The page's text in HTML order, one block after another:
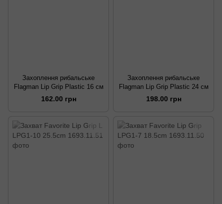
Захоплення рибальське
Flagman Lip Grip Plastic 16 см
162.00 грн
Захоплення рибальське
Flagman Lip Grip Plastic 24 см
198.00 грн